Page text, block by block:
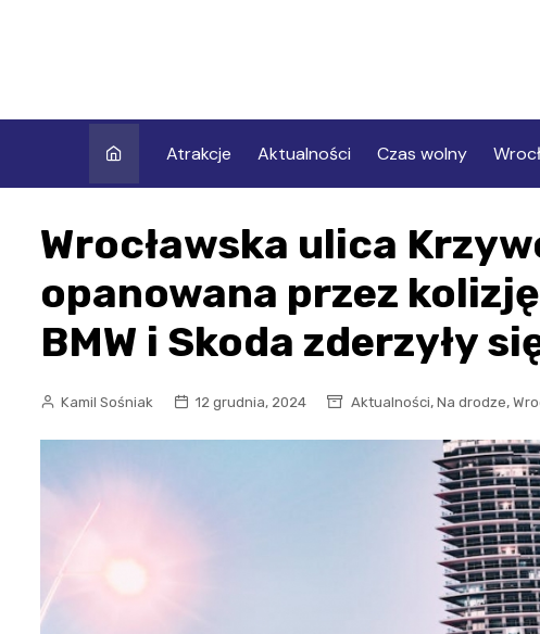
Atrakcje Aktualności Czas wolny
Wrocławska ulica
opanowana przez
BMW i Skoda zderzyły
Kamil Sośniak 12 grudnia, 2024 Aktualności, Na drodze,